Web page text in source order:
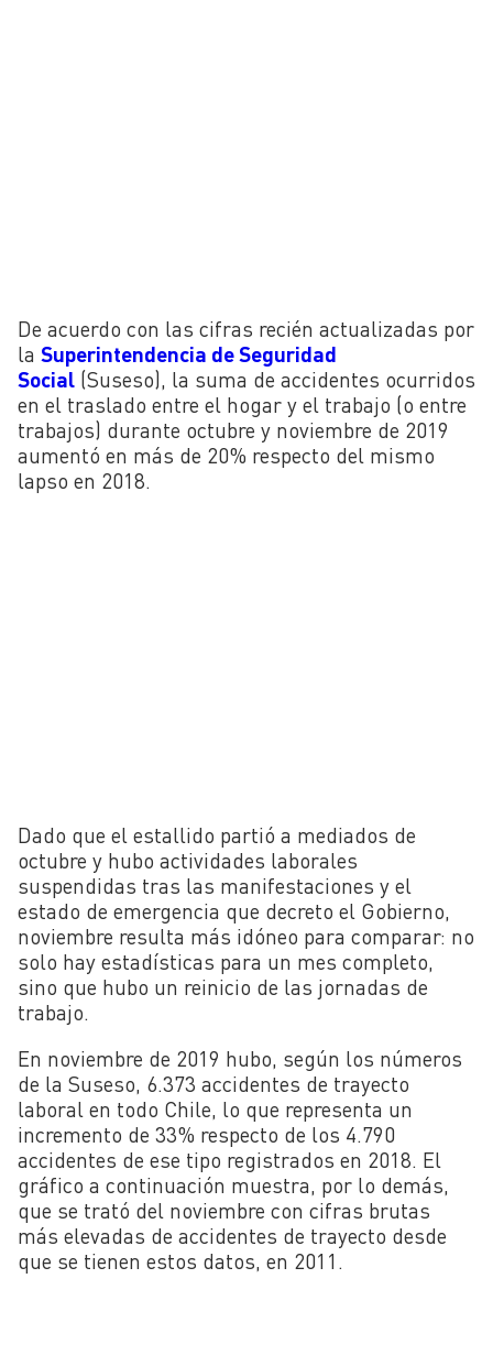
De acuerdo con las cifras recién actualizadas por
la Superintendencia de Seguridad
Social (Suseso), la suma de accidentes ocurridos
en el traslado entre el hogar y el trabajo (o entre
trabajos) durante octubre y noviembre de 2019
aumentó en más de 20% respecto del mismo
lapso en 2018.
Dado que el estallido partió a mediados de
octubre y hubo actividades laborales
suspendidas tras las manifestaciones y el
estado de emergencia que decreto el Gobierno,
noviembre resulta más idóneo para comparar: no
solo hay estadísticas para un mes completo,
sino que hubo un reinicio de las jornadas de
trabajo.
En noviembre de 2019 hubo, según los números
de la Suseso, 6.373 accidentes de trayecto
laboral en todo Chile, lo que representa un
incremento de 33% respecto de los 4.790
accidentes de ese tipo registrados en 2018. El
gráfico a continuación muestra, por lo demás,
que se trató del noviembre con cifras brutas
más elevadas de accidentes de trayecto desde
que se tienen estos datos, en 2011.